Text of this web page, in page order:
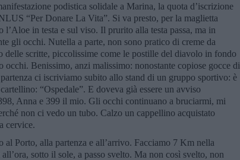
podistica solidale a Marina, la quota d’iscrizione
“Per Donare La Vita”. Si va presto, per la maglietta
in testa e sul viso. Il prurito alla testa passa, ma in
gli occhi. Nutella a parte, non sono pratico di creme da
delle scritte, piccolissime come le postille del diavolo in fondo
Benissimo, anzi malissimo: nonostante copiose gocce di
ci iscriviamo subito allo stand di un gruppo sportivo: è
“Ospedale”. E doveva già essere un avviso
Anna e 399 il mio. Gli occhi continuano a bruciarmi, mi
non ci vedo un tubo. Calzo un cappellino acquistato
cervice.
al Porto, alla partenza e all’arrivo. Facciamo 7 Km nella
sotto il sole, a passo svelto. Ma non così svelto, non